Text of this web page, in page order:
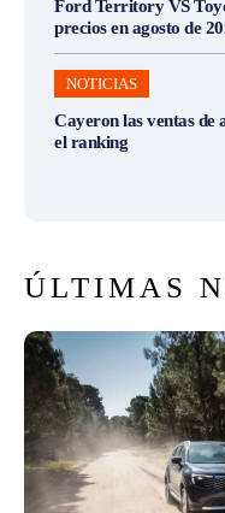
Ford Territory VS
precios en agosto de
NOTICIAS
Cayeron las ventas de
el ranking
ÚLTIMAS